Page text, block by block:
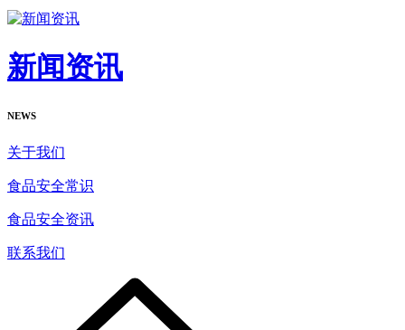
新闻资讯
NEWS
关于我们
食品安全常识
食品安全资讯
联系我们